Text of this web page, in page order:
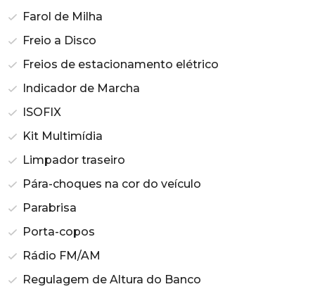
Farol de Milha
Freio a Disco
Freios de estacionamento elétrico
Indicador de Marcha
ISOFIX
Kit Multimídia
Limpador traseiro
Pára-choques na cor do veículo
Parabrisa
Porta-copos
Rádio FM/AM
Regulagem de Altura do Banco